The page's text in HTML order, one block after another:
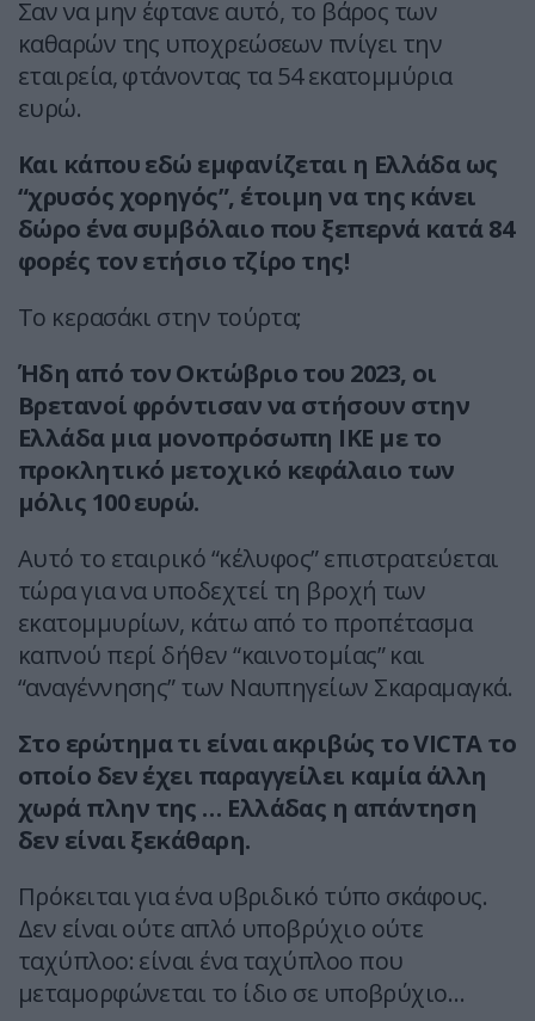
Σαν να μην έφτανε αυτό, το βάρος των
καθαρών της υποχρεώσεων πνίγει την
εταιρεία, φτάνοντας τα 54 εκατομμύρια
ευρώ.
Και κάπου εδώ εμφανίζεται η Ελλάδα ως
“χρυσός χορηγός”, έτοιμη να της κάνει
δώρο ένα συμβόλαιο που ξεπερνά κατά 84
φορές τον ετήσιο τζίρο της!
Το κερασάκι στην τούρτα;
Ήδη από τον Οκτώβριο του 2023, οι
Βρετανοί φρόντισαν να στήσουν στην
Ελλάδα μια μονοπρόσωπη ΙΚΕ με το
προκλητικό μετοχικό κεφάλαιο των
μόλις 100 ευρώ.
Αυτό το εταιρικό “κέλυφος” επιστρατεύεται
τώρα για να υποδεχτεί τη βροχή των
εκατομμυρίων, κάτω από το προπέτασμα
καπνού περί δήθεν “καινοτομίας” και
“αναγέννησης” των Ναυπηγείων Σκαραμαγκά.
Στο ερώτημα τι είναι ακριβώς το VICTA το
οποίο δεν έχει παραγγείλει καμία άλλη
χωρά πλην της … Ελλάδας η απάντηση
δεν είναι ξεκάθαρη.
Πρόκειται για ένα υβριδικό τύπο σκάφους.
Δεν είναι ούτε απλό υποβρύχιο ούτε
ταχύπλοο: είναι ένα ταχύπλοο που
μεταμορφώνεται το ίδιο σε υποβρύχιο…